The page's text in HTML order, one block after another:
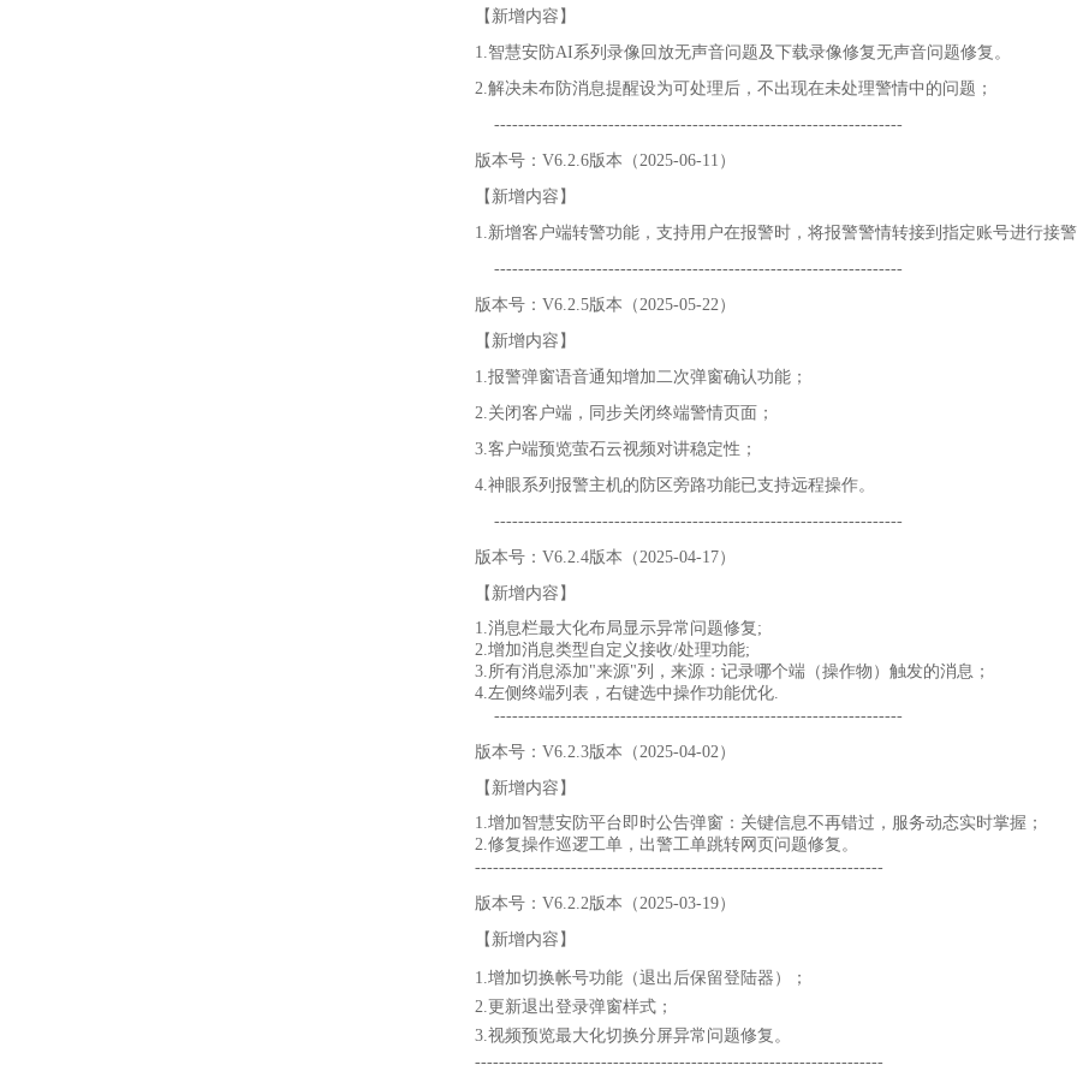
【新增内容】
1.智慧安防AI系列录像回放无声音问题及下载录像修复无声音问题修复。
2.解决未布防消息提醒设为可处理后，不出现在未处理警情中的问题；
--------------------------------------------------------------------
版本号：V6.2.6版本（2025-06-11）
【新增内容】
1.新增客户端转警功能，支持用户在报警时，将报警警情转接到指定账号进行接
--------------------------------------------------------------------
版本号：V6.2.5版本（2025-05-22）
【新增内容】
1.报警弹窗语音通知增加二次弹窗确认功能；
2.关闭客户端，同步关闭终端警情页面；
3.客户端预览萤石云视频对讲稳定性；
4.神眼系列报警主机的防区旁路功能已支持远程操作。
--------------------------------------------------------------------
版本号：V6.2.4版本（2025-04-17）
【新增内容】
1.消息栏最大化布局显示异常问题修复;
2.增加消息类型自定义接收/处理功能;
3.所有消息添加"来源"列，来源：记录哪个端（操作物）触发的消息；
4.左侧终端列表，右键选中操作功能优化.
--------------------------------------------------------------------
版本号：V6.2.3版本（2025-04-02）
【新增内容】
1.增加智慧安防平台即时公告弹窗：关键信息不再错过，服务动态实时掌握；
2.修复操作巡逻工单，出警工单跳转网页问题修复。
--------------------------------------------------------------------
版本号：V6.2.2版本（2025-03-19）
【新增内容】
1.增加切换帐号功能（退出后保留登陆器）；
2.更新退出登录弹窗样式；
3.视频预览最大化切换分屏异常问题修复。
--------------------------------------------------------------------